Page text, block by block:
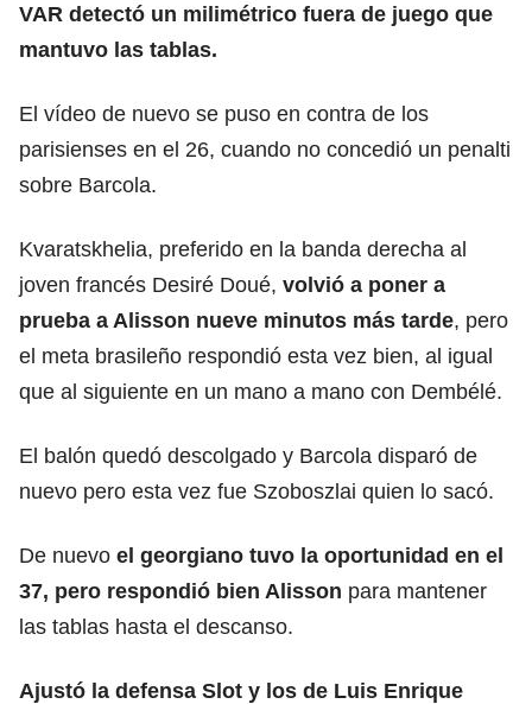
VAR detectó un milimétrico fuera de juego que
mantuvo las tablas.
El vídeo de nuevo se puso en contra de los
parisienses en el 26, cuando no concedió un penalti
sobre Barcola.
Kvaratskhelia, preferido en la banda derecha al
joven francés Desiré Doué, volvió a poner a
prueba a Alisson nueve minutos más tarde, pero
el meta brasileño respondió esta vez bien, al igual
que al siguiente en un mano a mano con Dembélé.
El balón quedó descolgado y Barcola disparó de
nuevo pero esta vez fue Szoboszlai quien lo sacó.
De nuevo el georgiano tuvo la oportunidad en el
37, pero respondió bien Alisson para mantener
las tablas hasta el descanso.
Ajustó la defensa Slot y los de Luis Enrique